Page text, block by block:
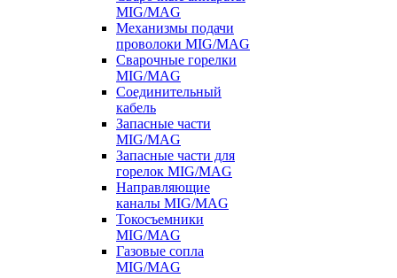
MIG/MAG
Механизмы подачи
проволоки MIG/MAG
Сварочные горелки
MIG/MAG
Соединительный
кабель
Запасные части
MIG/MAG
Запасные части для
горелок MIG/MAG
Направляющие
каналы MIG/MAG
Токосъемники
MIG/MAG
Газовые сопла
MIG/MAG